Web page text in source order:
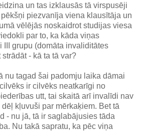
un tas izklausās tā virspusēji
piezvanīja viena klausītāja un
vēlējās noskaidrot studijas viesa
par to, ka kāda viņas
III grupu (domāta invaliditātes
- kā ta tā var?
nu tagad šai padomju laika dāmai
ir cilvēks neatkarīgi no
utt, tai skaitā arī invalīdi nav
kļuvuši par mērkaķiem. Bet tā
- nu jā, tā ir saglabājusies tāda
Nu takā sapratu, ka pēc viņa